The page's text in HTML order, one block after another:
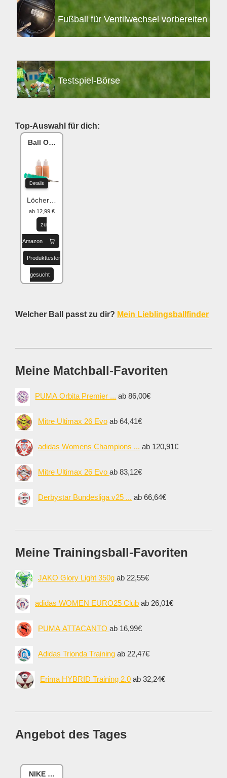
Fußball für Ventilwechsel vorbereiten
Testspiel-Börse
Top-Auswahl für dich:
Ball One Reparaturset
Details
Löcher flicken
ab 12,99 €
zu
Amazon
Produkttester
gesucht
Welcher Ball passt zu dir? Mein Lieblingsballfinder
Meine Matchball-Favoriten
PUMA Orbita Premier ... ab 86,00€
Mitre Ultimax 26 Evo ab 64,41€
adidas Womens Champions ... ab 120,91€
Mitre Ultimax 26 Evo ab 83,12€
Derbystar Bundesliga v25 ... ab 66,64€
Meine Trainingsball-Favoriten
JAKO Glory Light 350g ab 22,55€
adidas WOMEN EURO25 Club ab 26,01€
PUMA ATTACANTO ab 16,99€
Adidas Trionda Training ab 22,47€
Erima HYBRID Training 2.0 ab 32,24€
Angebot des Tages
NIKE Academy